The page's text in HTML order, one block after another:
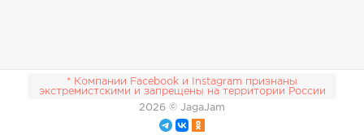
* Компании Facebook и Instagram признаны
экстремистскими и запрещены на территории России
2026 © JagaJam